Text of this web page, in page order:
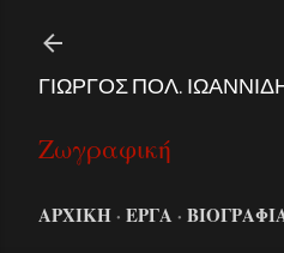
ΓΙΩΡΓΟΣ ΠΟΛ.
Ζωγραφική
ΑΡΧΙΚΗ ΕΡΓΑ